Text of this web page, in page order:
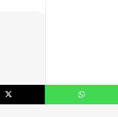
WhatsApp